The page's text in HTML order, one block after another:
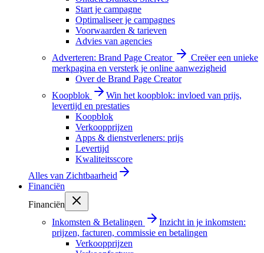
Start je campagne
Optimaliseer je campagnes
Voorwaarden & tarieven
Advies van agencies
Adverteren: Brand Page Creator
Creëer een unieke
merkpagina en versterk je online aanwezigheid
Over de Brand Page Creator
Koopblok
Win het koopblok: invloed van prijs,
levertijd en prestaties
Koopblok
Verkoopprijzen
Apps & dienstverleners: prijs
Levertijd
Kwaliteitsscore
Alles van Zichtbaarheid
Financiën
Financiën
Inkomsten & Betalingen
Inzicht in je inkomsten:
prijzen, facturen, commissie en betalingen
Verkoopprijzen